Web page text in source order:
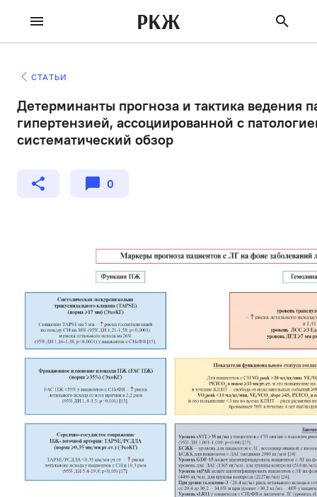
РКЖ
СТАТЬИ
Детерминанты прогноза и тактика ведения
гипертензией, ассоциированной с
систематический обзор
0